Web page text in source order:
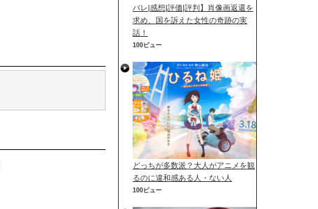
バレ|感想|評価|評判】肖像画返還を
求め、国を訴えた女性の奇跡の実
話！
100ビュー
どっちが多数派？大人がアニメを観
るのに違和感ある人・ない人
100ビュー